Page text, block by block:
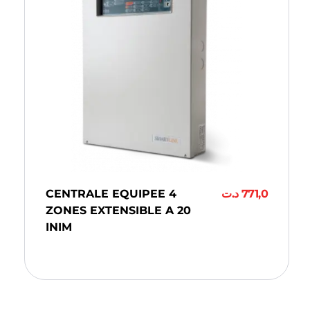
CENTRALE EQUIPEE 4
ZONES EXTENSIBLE A 20
INIM
771,0 د.ت